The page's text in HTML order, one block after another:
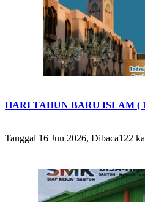
HARI TAHUN BARU ISLAM (
Tanggal 16 Jun 2026, Dibaca122